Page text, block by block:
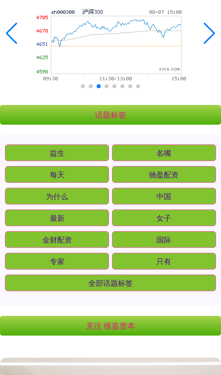
话题标签
益生 名嘴
每天 驰盈配资
为什么 中国
最新 女子
金财配资 国际
专家 只有
全部话题标签
关注 维嘉资本